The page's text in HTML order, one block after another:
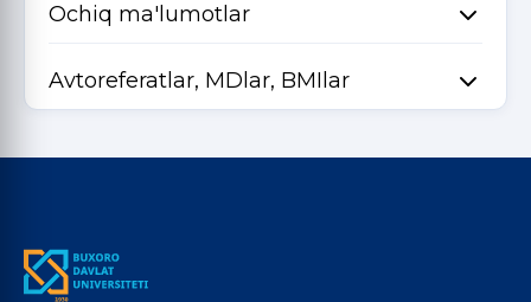
Ochiq ma'lumotlar
Avtoreferatlar, MDlar, BMIlar